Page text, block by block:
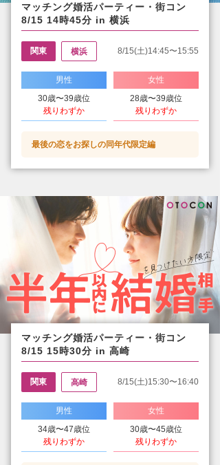
マッチング婚活パーティー・街コン
8/15 14時45分 in 横浜
関東 横浜 8/15(土)14:45〜15:55
男性
30歳〜39歳位
残りわずか
女性
28歳〜39歳位
残りわずか
最後の恋をお探しの同年代限定編
マッチング婚活パーティー・街コン
8/15 15時30分 in 高崎
関東 高崎 8/15(土)15:30〜16:40
男性
34歳〜47歳位
残りわずか
女性
30歳〜45歳位
残りわずか